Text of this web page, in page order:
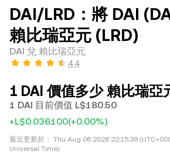
DAI/LRD：將 DAI
賴比瑞亞元 (LRD)
DAI 兌 賴比瑞亞元
4.4
1 DAI 價值多少 賴比瑞亞
1 DAI 目前價值 L$180.50
+L$0.036100(+0.00%)
最近更新於： Thu Aug 06 2026 22:15:39
Universal Time)